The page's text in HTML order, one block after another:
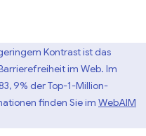
Kontrast ist das
im Web. Im
9% der Top-1-Million-
finden Sie im WebAIM